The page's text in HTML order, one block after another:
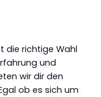
die richtige Wahl
und
wir dir den
ob es sich um